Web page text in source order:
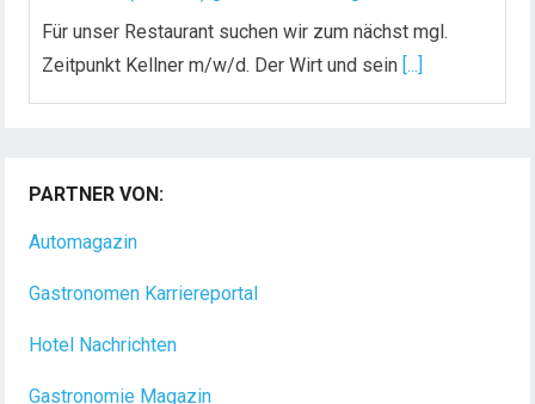
Für unser Restaurant suchen wir zum nächst mgl.
Zeitpunkt Kellner m/w/d. Der Wirt und sein [...]
Dein Arbeitsplatz mit Urlaubsfeeling Chef de Rang
(m/w/d) Du bist Gastgeber aus Leidenschaft und
PARTNER VON:
Automagazin
Gastronomen Karriereportal
Hotel Nachrichten
Gastronomie Magazin